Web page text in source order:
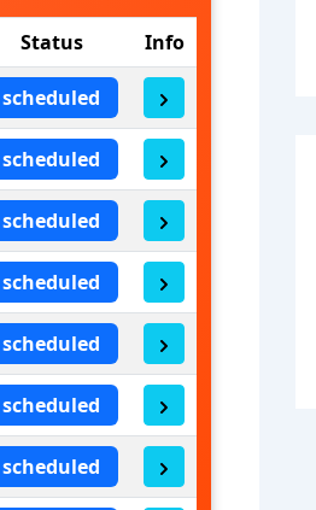
Status
Info
scheduled
scheduled
scheduled
scheduled
scheduled
scheduled
scheduled